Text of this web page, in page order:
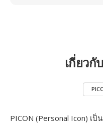
เกี่ยว
PICON (Personal Icon) เ